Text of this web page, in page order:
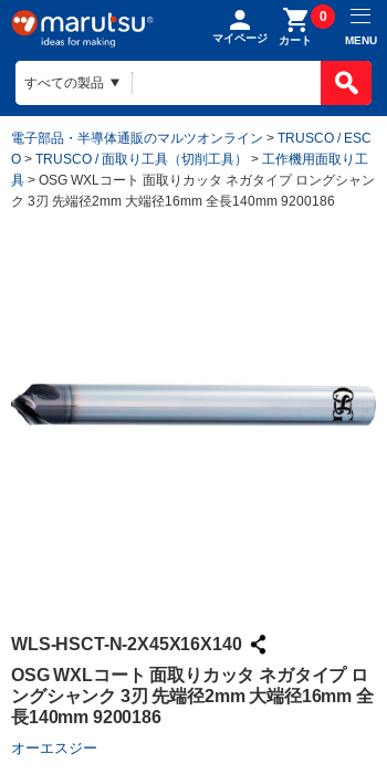
マイページ カート
0
MENU
電子部品・半導体通販のマルツオンライン > TRUSCO / ESC
O > TRUSCO / 面取り工具（切削工具） > 工作機用面取り工
具 > OSG WXLコート 面取りカッタ ネガタイプ ロングシャン
ク 3刃 先端径2mm 大端径16mm 全長140mm 9200186
WLS-HSCT-N-2X45X16X140
OSG WXLコート 面取りカッタ ネガタイプ ロ
ングシャンク 3刃 先端径2mm 大端径16mm 全
長140mm 9200186
オーエスジー